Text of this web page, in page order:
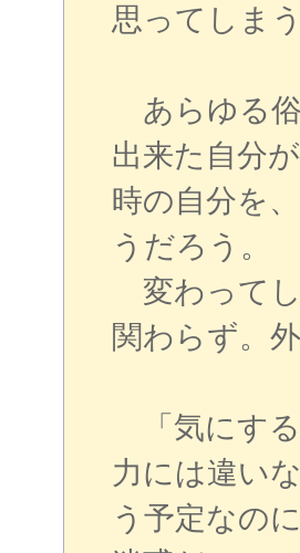
思ってしまう
あらゆる俗
出来た自分
時の自分を
うだろう。
変わって
関わらず。
「気にす
力には違い
う予定なの